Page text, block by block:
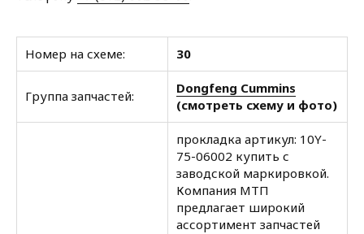
Номер на схеме: 30
Группа запчастей:
Dongfeng Cummins
(смотреть схему и фото)
прокладка артикул: 10Y-
75-06002 купить с
заводской маркировкой.
Компания МТП
предлагает широкий
ассортимент запчастей